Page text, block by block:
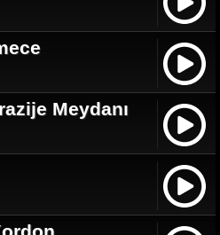
Meydanı